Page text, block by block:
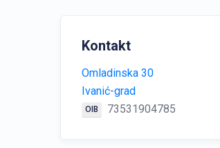
Kontakt
Omladinska 30
Ivanić-grad
OIB 73531904785